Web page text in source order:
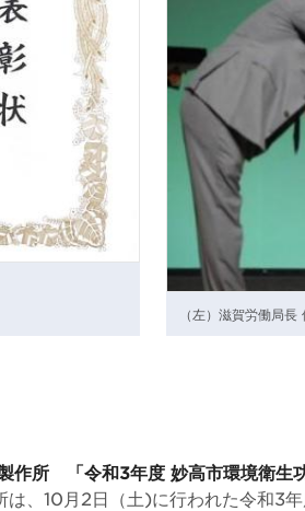
（左）滋賀労働局
作所 「令和3年度 妙高市環境衛生
は、10月2日（土)に行われた令和3